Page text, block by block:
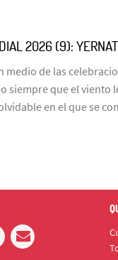
2026 (9):
medio de las
siempre que el viento
en el que se